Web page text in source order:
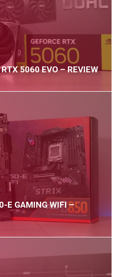
5060 EVO – REVIEW
E GAMING WIFI –